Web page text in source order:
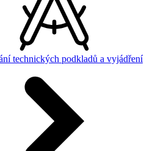
technických podkladů a vyjádření